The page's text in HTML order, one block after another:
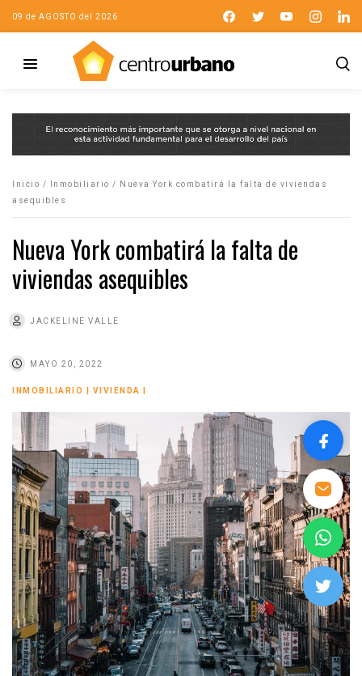
09 de AGOSTO del 2026
Inicio / Inmobiliario /
Nueva York combatirá la falta de viviendas
asequibles
Nueva York combatirá la falta de
viviendas asequibles
JACKELINE VALLE
MAYO 20, 2022
INMOBILIARIO VIVIENDA